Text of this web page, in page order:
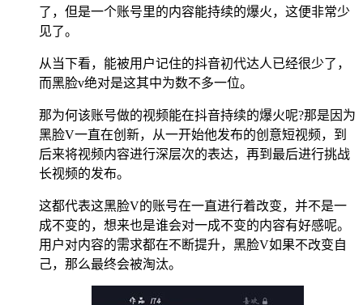
了，但是一个账号里的内容能持续的爆火，这便非常少
见了。
从当下看，能被用户记住的抖音初代达人已经很少了，
而黑脸v绝对是这其中为数不多一位。
那为何该账号做的视频能在抖音持续的爆火呢?那是因为
黑脸V一直在创新，从一开始他发布的创意短视频，到
后来将视频内容进行深层次的表达，再到最后进行挑战
长视频的发布。
这都代表这黑脸V的账号在一直进行着改变，并不是一
成不变的，想来也是谁会对一成不变的内容有好感呢。
用户对内容的需求都在不断提升，黑脸V如果不改变自
己，那么最终会被淘汰。